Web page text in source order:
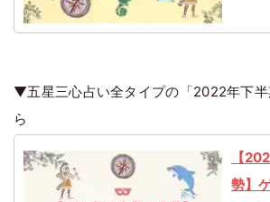
▼五星三心占い全タイプの「2022年下半
ら
【
勢】